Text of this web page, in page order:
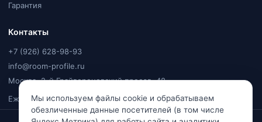
Гарантия
Контакты
+7 (926) 628-98-93
info@room-profile.ru
Москва, 2-й Грайвороновский проезд, 48
Ежедневно, 9:00–20:00
Мы используем файлы cookie и обрабатываем
обезличенные данные посетителей (в том числе